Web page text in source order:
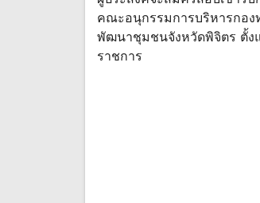
คณะอนุกรรมการบริหารกอ
พัฒนาชุมชนจังหวัดพิจิตร ตั้ง
ราชการ